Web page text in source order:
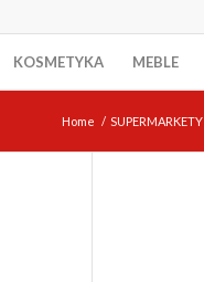
KOSMETYKA MEBLE
Home / SUPERMARKETY